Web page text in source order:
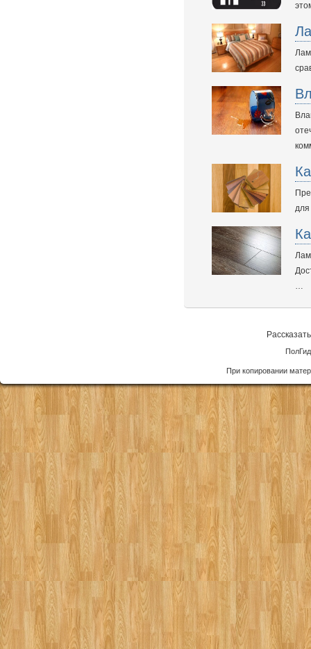
…
При копировании